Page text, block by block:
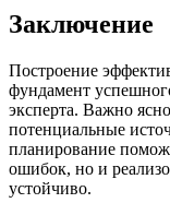
Заключение
Построение
фундамент
эксперта. Важно
потенциальные
планирование
ошибок, но и
устойчиво.